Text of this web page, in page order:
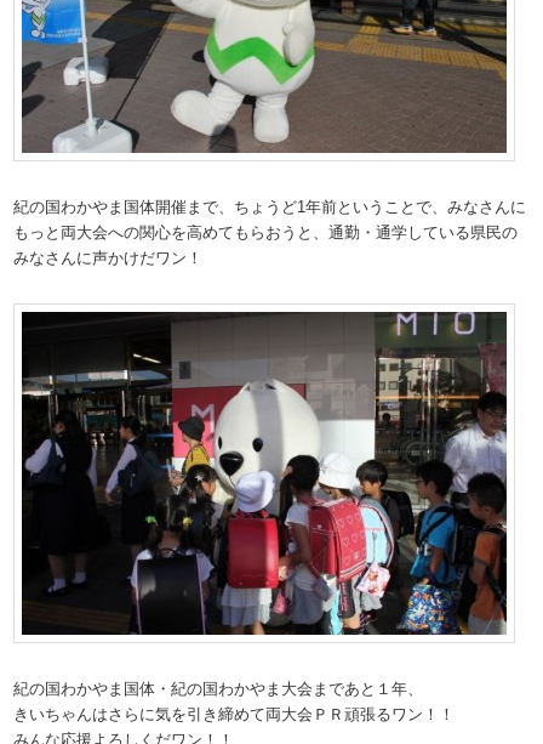
紀の国わかやま国体開催まで、ちょうど1年前ということで、みなさんに
もっと両大会への関心を高めてもらおうと、通勤・通学している県民の
みなさんに声かけだワン！
紀の国わかやま国体・紀の国わかやま大会まであと１年、
きいちゃんはさらに気を引き締めて両大会ＰＲ頑張るワン！！
みんな応援よろしくだワン！！